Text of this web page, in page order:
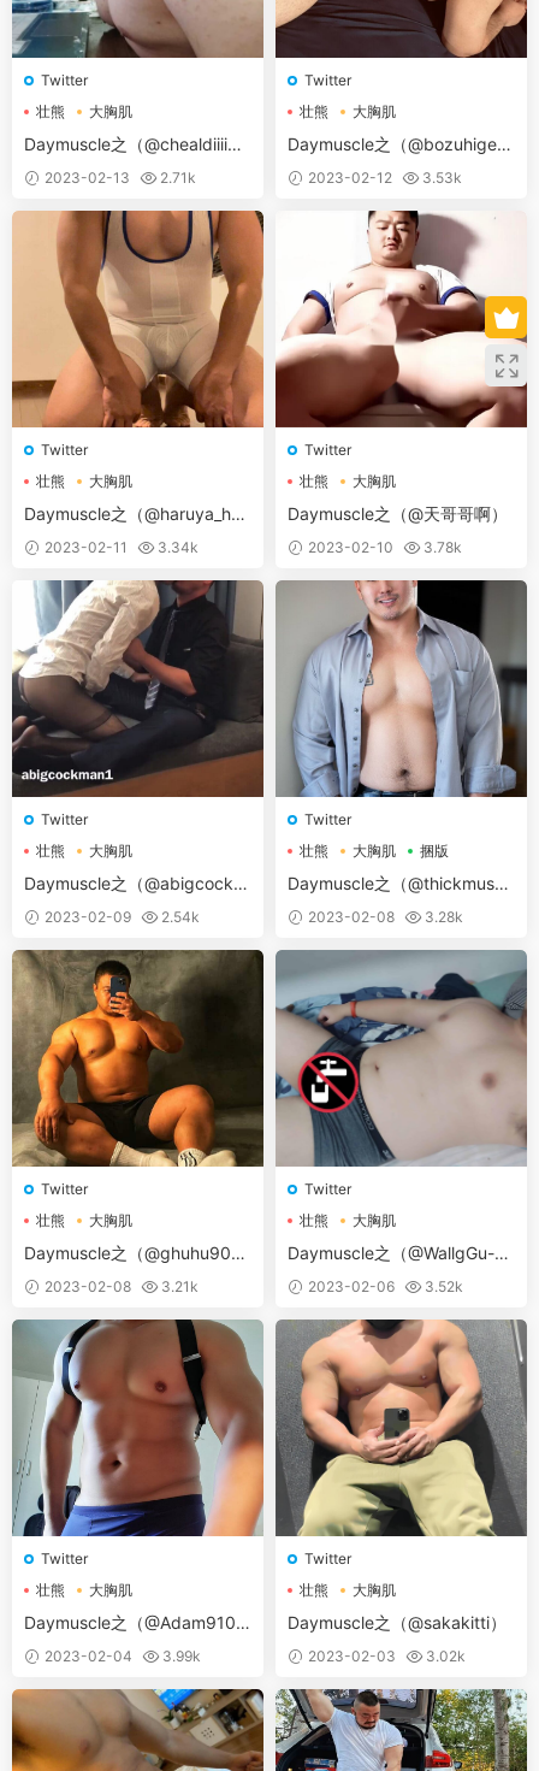
Twitter
壮熊
大胸肌
Daymuscle之（@chealdiiii
n）2023-02-13 2.71k
Twitter
壮熊
大胸肌
Daymuscle之（@bozuhige_J
P）2023-02-12 3.53k
Twitter
壮熊
大胸肌
Daymuscle之（@haruya_har
uyama）
2023-02-11 3.34k
Twitter
壮熊
大胸肌
Daymuscle之（@天哥哥啊）
2023-02-10 3.78k
Twitter
壮熊
大胸肌
Daymuscle之（@abigcockm
an2019）
2023-02-09 2.54k
Twitter
壮熊
大胸肌 捆版
Daymuscle之（@thickmuscl
ecub）
2023-02-08 3.28k
Twitter
壮熊
大胸肌
Daymuscle之（@ghuhu90-
虎 2023-02-08 3.21k
Twitter
壮熊
大胸肌
Daymuscle之（@WallgGu-w
allg gu）
2023-02-06 3.52k
Twitter
壮熊
大胸肌
Daymuscle之（@Adam9104
20-浩浩）
2023-02-04 3.99k
Twitter
壮熊
大胸肌
Daymuscle之（@sakakitti）
2023-02-03 3.02k